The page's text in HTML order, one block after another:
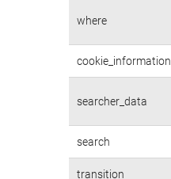
where
cookie_information
searcher_data
search
transition